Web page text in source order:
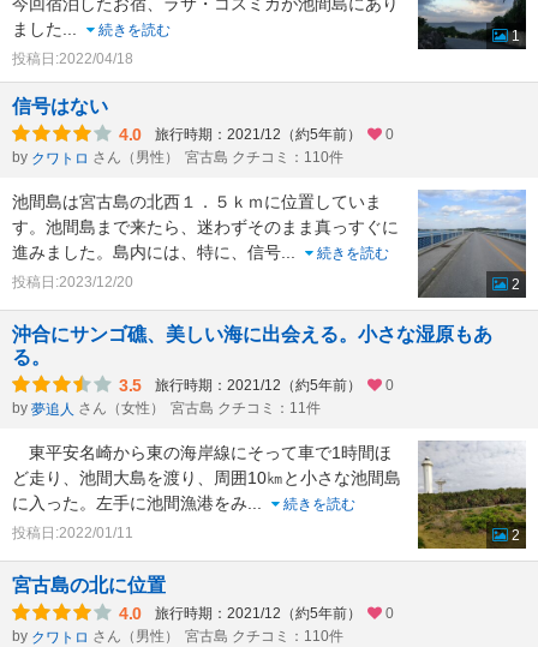
ました
続きを読む
投稿日:2022/04/18
1
信号はない
4.0 旅行時期：2021/12（約5年前）
0
by クワトロ さん（男性） 宮古島 クチコミ：110件
池間島は宮古島の北西１．５ｋｍに位置していま
す。池間島まで来たら、迷わずそのまま真っすぐに
進みました。島内には、特に、信号
続きを読む
投稿日:2023/12/20
2
沖合にサンゴ礁、美しい海に出会える。小さな湿原もあ
る。
3.5 旅行時期：2021/12（約5年前）
0
by 夢追人 さん（女性） 宮古島 クチコミ：11件
東平安名崎から東の海岸線にそって車で1時間ほ
ど走り、池間大島を渡り、周囲10㎞と小さな池間島
に入った。左手に池間漁港をみ
続きを読む
投稿日:2022/01/11
2
宮古島の北に位置
4.0 旅行時期：2021/12（約5年前）
0
by クワトロ さん（男性） 宮古島 クチコミ：110件